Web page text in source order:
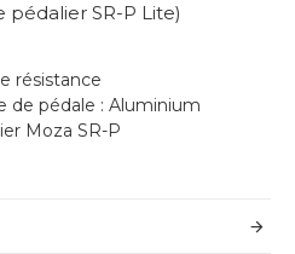
SR-P Lite)
résistance
de pédale : Aluminium
Moza SR-P